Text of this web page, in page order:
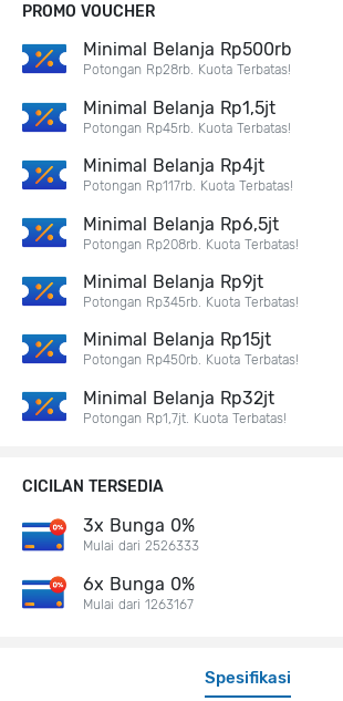
Spesifikasi
PROMO VOUCHER
Minimal Belanja Rp500rb
Potongan Rp28rb. Kuota Terbatas!
Minimal Belanja Rp1,5jt
Potongan Rp45rb. Kuota Terbatas!
Minimal Belanja Rp4jt
Potongan Rp117rb. Kuota Terbatas!
Minimal Belanja Rp6,5jt
Potongan Rp208rb. Kuota Terbatas!
Minimal Belanja Rp9jt
Potongan Rp345rb. Kuota Terbatas!
Minimal Belanja Rp15jt
Potongan Rp450rb. Kuota Terbatas!
Minimal Belanja Rp32jt
Potongan Rp1,7jt. Kuota Terbatas!
CICILAN TERSEDIA
3x Bunga 0%
Mulai dari 2526333
6x Bunga 0%
Mulai dari 1263167